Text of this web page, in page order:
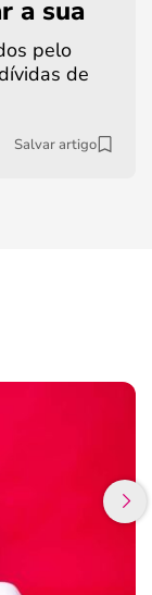
a sua
pelo
de
Salvar artigo